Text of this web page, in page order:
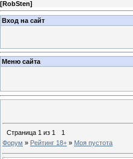
[RobSten]
Вход на сайт
Меню сайта
Страница 1 из 1
1
Форум » Рейтинг 18+ » Моя пустота